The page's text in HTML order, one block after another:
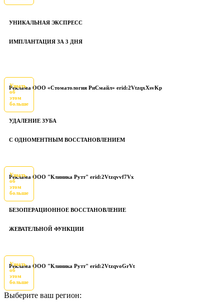
УНИКАЛЬНАЯ ЭКСПРЕСС
ИМПЛАНТАЦИЯ ЗА 3 ДНЯ
Реклама ООО «Стоматология РиСмайл» erid:2VtzqxXsvKp
Узнать
об
этом
больше
УДАЛЕНИЕ ЗУБА
С ОДНОМЕНТНЫМ ВОССТАНОВЛЕНИЕМ
Реклама ООО "Клиника Рутт" erid:2Vtzqvvf7Vx
Узнать
об
этом
больше
БЕЗОПЕРАЦИОННОЕ ВОССТАНОВЛЕНИЕ
ЖЕВАТЕЛЬНОЙ ФУНКЦИИ
Реклама ООО "Клиника Рутт" erid:2VtzqvoGrVt
Узнать
об
этом
больше
Выберите ваш регион: